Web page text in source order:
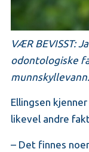
VÆR BEVISST:
odontologiske
Ellingsen
likevel andre
– Det finnes